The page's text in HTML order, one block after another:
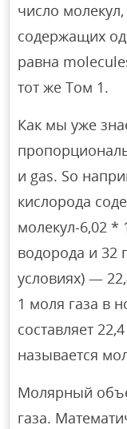
число
содержащих
равна
тот же Том 1.
Как мы уже
и gas. So
кислорода
молекул-6,02 *
водорода и 32
условиях) —
1 моля газа в
составляет
называется
Молярный
газа.